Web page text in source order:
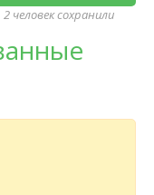
2 человек сохранили